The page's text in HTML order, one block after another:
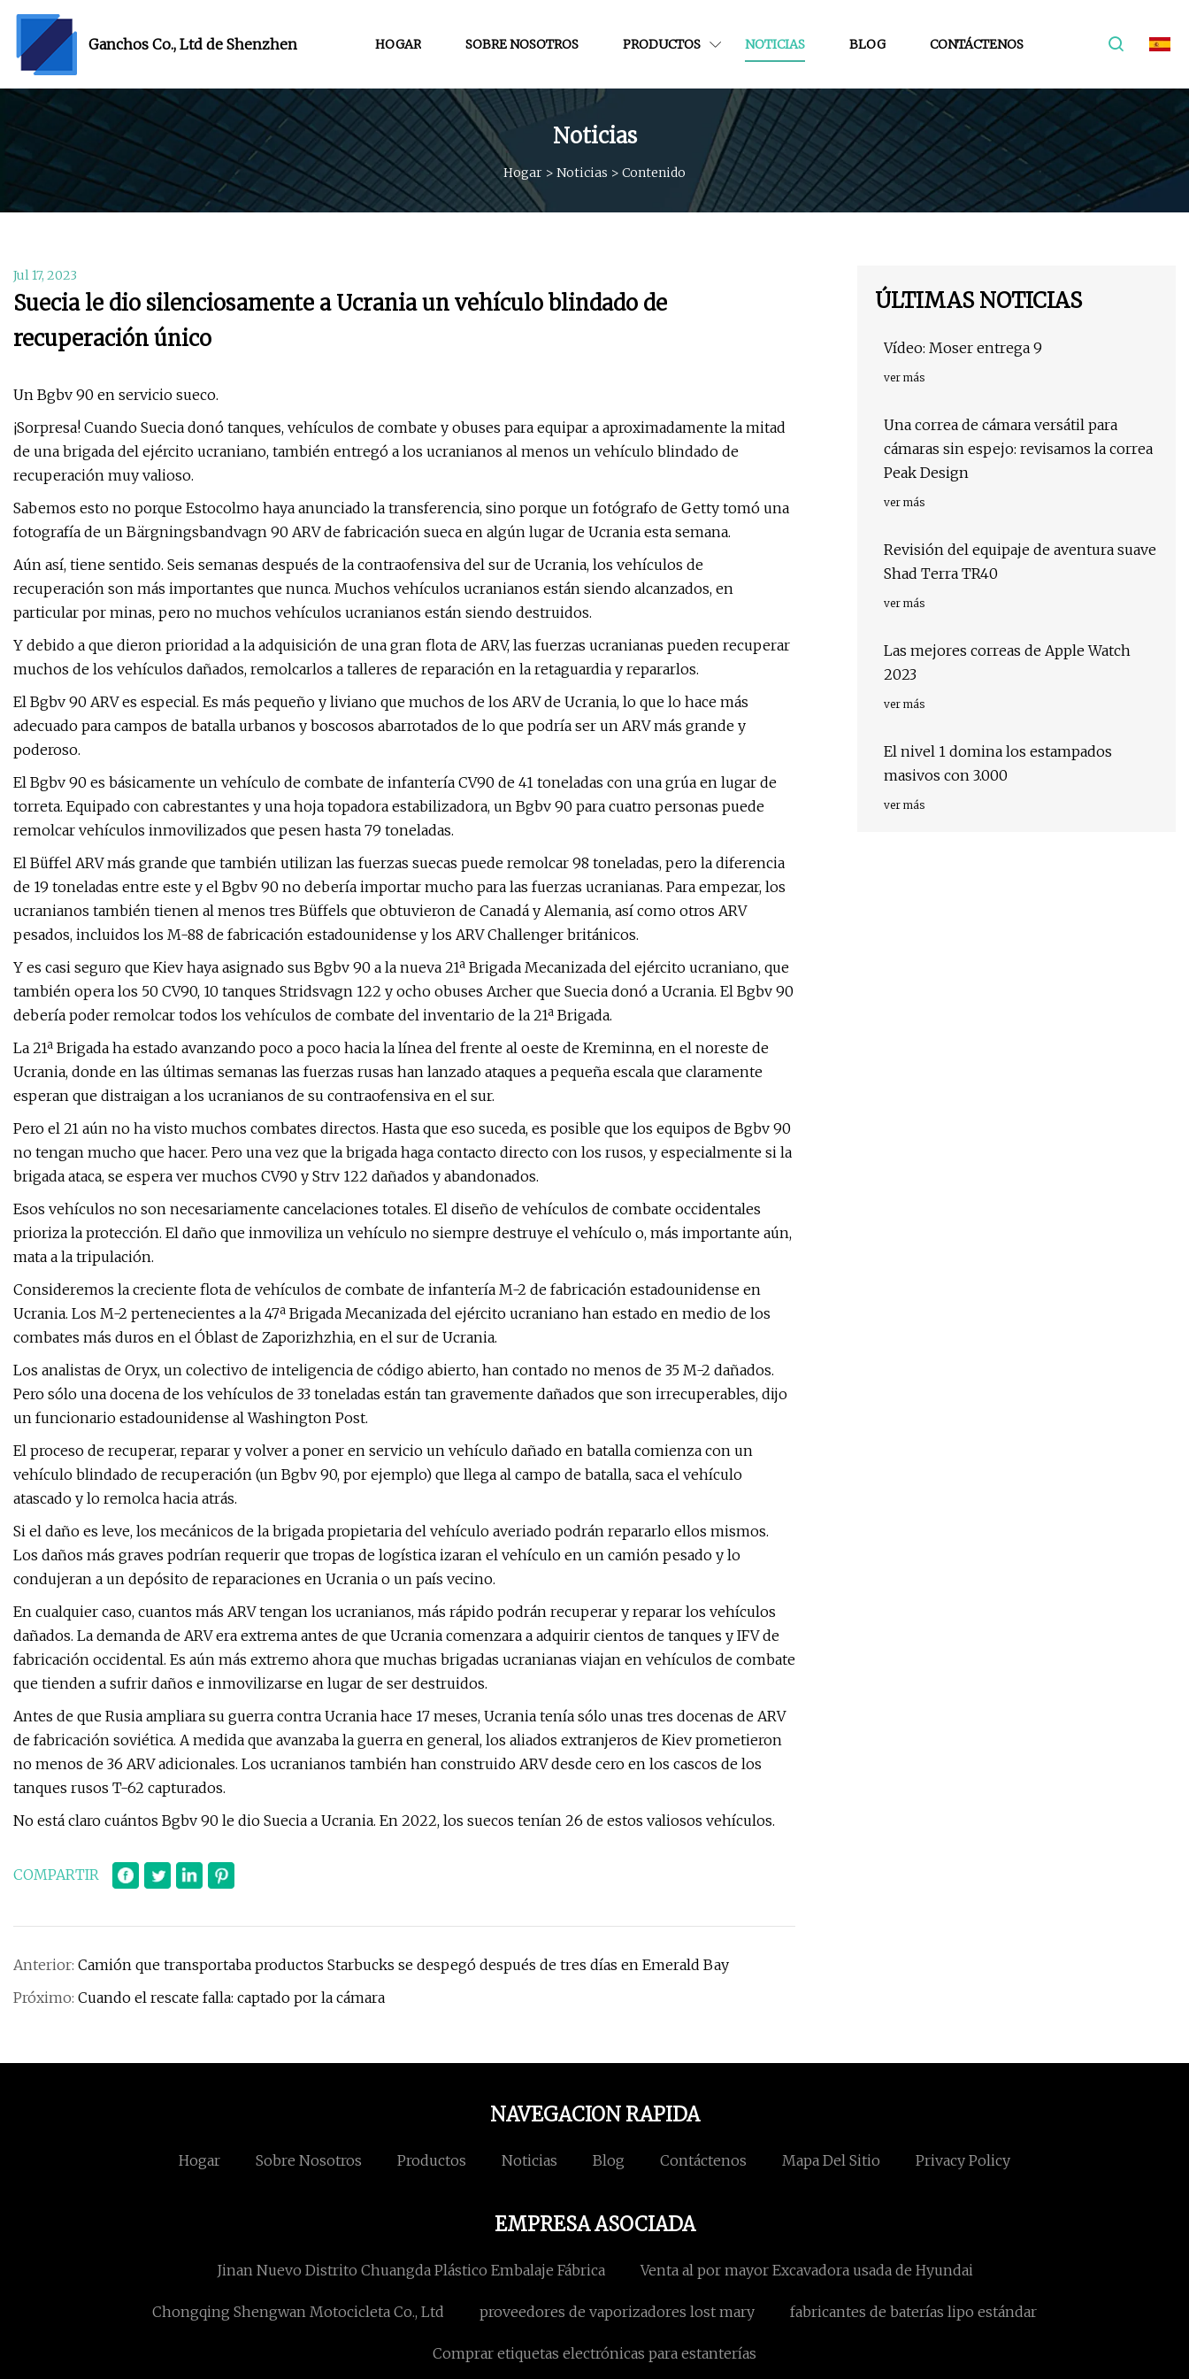
Ganchos Co., Ltd de Shenzhen HOGAR SOBRE NOSOTROS PRODUCTOS NOTICIAS BLOG CONTÁCTENOS
Noticias
Hogar > Noticias > Contenido
Jul 17, 2023
Suecia le dio silenciosamente a Ucrania un vehículo blindado de
recuperación único
Un Bgbv 90 en servicio sueco.
¡Sorpresa! Cuando Suecia donó tanques, vehículos de combate y obuses para equipar a aproximadamente la mitad
de una brigada del ejército ucraniano, también entregó a los ucranianos al menos un vehículo blindado de
recuperación muy valioso.
Sabemos esto no porque Estocolmo haya anunciado la transferencia, sino porque un fotógrafo de Getty tomó una
fotografía de un Bärgningsbandvagn 90 ARV de fabricación sueca en algún lugar de Ucrania esta semana.
Aún así, tiene sentido. Seis semanas después de la contraofensiva del sur de Ucrania, los vehículos de
recuperación son más importantes que nunca. Muchos vehículos ucranianos están siendo alcanzados, en
particular por minas, pero no muchos vehículos ucranianos están siendo destruidos.
Y debido a que dieron prioridad a la adquisición de una gran flota de ARV, las fuerzas ucranianas pueden recuperar
muchos de los vehículos dañados, remolcarlos a talleres de reparación en la retaguardia y repararlos.
El Bgbv 90 ARV es especial. Es más pequeño y liviano que muchos de los ARV de Ucrania, lo que lo hace más
adecuado para campos de batalla urbanos y boscosos abarrotados de lo que podría ser un ARV más grande y
poderoso.
El Bgbv 90 es básicamente un vehículo de combate de infantería CV90 de 41 toneladas con una grúa en lugar de
torreta. Equipado con cabrestantes y una hoja topadora estabilizadora, un Bgbv 90 para cuatro personas puede
remolcar vehículos inmovilizados que pesen hasta 79 toneladas.
El Büffel ARV más grande que también utilizan las fuerzas suecas puede remolcar 98 toneladas, pero la diferencia
de 19 toneladas entre este y el Bgbv 90 no debería importar mucho para las fuerzas ucranianas. Para empezar, los
ucranianos también tienen al menos tres Büffels que obtuvieron de Canadá y Alemania, así como otros ARV
pesados, incluidos los M-88 de fabricación estadounidense y los ARV Challenger británicos.
Y es casi seguro que Kiev haya asignado sus Bgbv 90 a la nueva 21ª Brigada Mecanizada del ejército ucraniano, que
también opera los 50 CV90, 10 tanques Stridsvagn 122 y ocho obuses Archer que Suecia donó a Ucrania. El Bgbv 90
debería poder remolcar todos los vehículos de combate del inventario de la 21ª Brigada.
La 21ª Brigada ha estado avanzando poco a poco hacia la línea del frente al oeste de Kreminna, en el noreste de
Ucrania, donde en las últimas semanas las fuerzas rusas han lanzado ataques a pequeña escala que claramente
esperan que distraigan a los ucranianos de su contraofensiva en el sur.
Pero el 21 aún no ha visto muchos combates directos. Hasta que eso suceda, es posible que los equipos de Bgbv 90
no tengan mucho que hacer. Pero una vez que la brigada haga contacto directo con los rusos, y especialmente si la
brigada ataca, se espera ver muchos CV90 y Strv 122 dañados y abandonados.
Esos vehículos no son necesariamente cancelaciones totales. El diseño de vehículos de combate occidentales
prioriza la protección. El daño que inmoviliza un vehículo no siempre destruye el vehículo o, más importante aún,
mata a la tripulación.
Consideremos la creciente flota de vehículos de combate de infantería M-2 de fabricación estadounidense en
Ucrania. Los M-2 pertenecientes a la 47ª Brigada Mecanizada del ejército ucraniano han estado en medio de los
combates más duros en el Óblast de Zaporizhzhia, en el sur de Ucrania.
Los analistas de Oryx, un colectivo de inteligencia de código abierto, han contado no menos de 35 M-2 dañados.
Pero sólo una docena de los vehículos de 33 toneladas están tan gravemente dañados que son irrecuperables, dijo
un funcionario estadounidense al Washington Post.
El proceso de recuperar, reparar y volver a poner en servicio un vehículo dañado en batalla comienza con un
vehículo blindado de recuperación (un Bgbv 90, por ejemplo) que llega al campo de batalla, saca el vehículo
atascado y lo remolca hacia atrás.
Si el daño es leve, los mecánicos de la brigada propietaria del vehículo averiado podrán repararlo ellos mismos.
Los daños más graves podrían requerir que tropas de logística izaran el vehículo en un camión pesado y lo
condujeran a un depósito de reparaciones en Ucrania o un país vecino.
En cualquier caso, cuantos más ARV tengan los ucranianos, más rápido podrán recuperar y reparar los vehículos
dañados. La demanda de ARV era extrema antes de que Ucrania comenzara a adquirir cientos de tanques y IFV de
fabricación occidental. Es aún más extremo ahora que muchas brigadas ucranianas viajan en vehículos de combate
que tienden a sufrir daños e inmovilizarse en lugar de ser destruidos.
Antes de que Rusia ampliara su guerra contra Ucrania hace 17 meses, Ucrania tenía sólo unas tres docenas de ARV
de fabricación soviética. A medida que avanzaba la guerra en general, los aliados extranjeros de Kiev prometieron
no menos de 36 ARV adicionales. Los ucranianos también han construido ARV desde cero en los cascos de los
tanques rusos T-62 capturados.
No está claro cuántos Bgbv 90 le dio Suecia a Ucrania. En 2022, los suecos tenían 26 de estos valiosos vehículos.
COMPARTIR
Anterior: Camión que transportaba productos Starbucks se despegó después de tres días en Emerald Bay
Próximo: Cuando el rescate falla: captado por la cámara
ÚLTIMAS NOTICIAS
Vídeo: Moser entrega 9
ver más
Una correa de cámara versátil para
cámaras sin espejo: revisamos la correa
Peak Design
ver más
Revisión del equipaje de aventura suave
Shad Terra TR40
ver más
Las mejores correas de Apple Watch
2023
ver más
El nivel 1 domina los estampados
masivos con 3.000
ver más
NAVEGACION RAPIDA
Hogar Sobre Nosotros Productos Noticias Blog Contáctenos Mapa Del Sitio Privacy Policy
EMPRESA ASOCIADA
Jinan Nuevo Distrito Chuangda Plástico Embalaje Fábrica Venta al por mayor Excavadora usada de Hyundai
Chongqing Shengwan Motocicleta Co., Ltd proveedores de vaporizadores lost mary fabricantes de baterías lipo estándar
Comprar etiquetas electrónicas para estanterías